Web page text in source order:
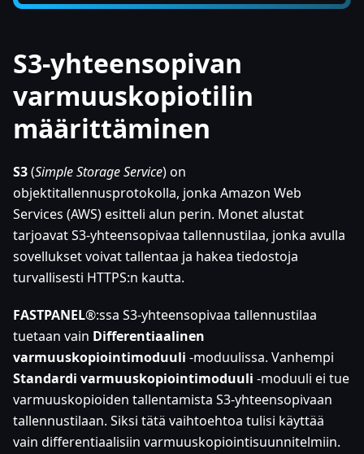
S3-yhteensopivan
varmuuskopiotilin
määrittäminen
S3(Simple Storage Service) on
objektitallennusprotokolla, jonka Amazon Web
Services (AWS) esitteli alun perin. Monet alustat
tarjoavat S3-yhteensopivaa tallennustilaa, jonka avulla
sovellukset voivat tallentaa ja hakea tiedostoja
turvallisesti HTTPS:n kautta.
FASTPANEL®:ssa S3-yhteensopivaa tallennustilaa
tuetaan vain Differentiaalinen
varmuuskopiointimoduuli -moduulissa. Vanhempi
Standardi varmuuskopiointimoduuli -moduuli ei tue
varmuuskopioiden tallentamista S3-yhteensopivaan
tallennustilaan. Siksi tätä vaihtoehtoa tulisi käyttää
vain differentiaalisiin varmuuskopiointisuunnitelmiin.